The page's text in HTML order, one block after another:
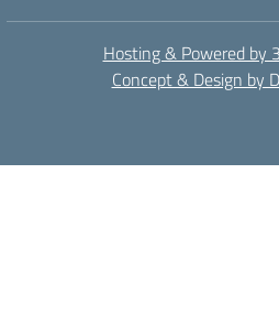
Hosting & Powered by
Concept & Design by